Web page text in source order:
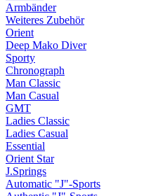
Armbänder
Weiteres Zubehör
Orient
Deep Mako Diver
Sporty
Chronograph
Man Classic
Man Casual
GMT
Ladies Classic
Ladies Casual
Essential
Orient Star
J.Springs
Automatic "J"-Sports